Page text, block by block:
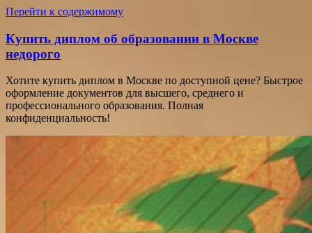
Перейти к содержимому
Купить диплом об образовании в Москве
недорого
Хотите купить диплом в Москве по доступной цене? Быстрое
оформление документов для высшего, среднего и
профессионального образования. Полная
конфиденциальность!